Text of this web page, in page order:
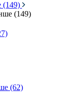
(149)
(149)
(62)